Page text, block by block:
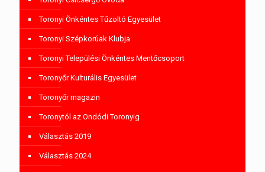
Toronyi Önkéntes Tűzoltó Egyesület
Toronyi Szépkorúak Klubja
Toronyi Települési Önkéntes Mentőcsoport
Toronyőr Kulturális Egyesület
Toronyőr magazin
Toronytól az Ondódi Toronyig
Választás 2019
Választás 2024